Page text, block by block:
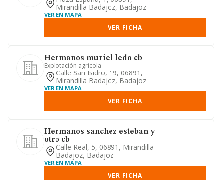
Mirandilla Badajoz, Badajoz
VER EN MAPA
VER FICHA
Hermanos muriel ledo cb
Explotación agricola
Calle San Isidro, 19, 06891,
Mirandilla Badajoz, Badajoz
VER EN MAPA
VER FICHA
Hermanos sanchez esteban y
otro cb
Calle Real, 5, 06891, Mirandilla
Badajoz, Badajoz
VER EN MAPA
VER FICHA